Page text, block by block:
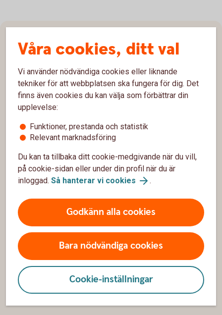
Våra cookies, ditt val
Vi använder nödvändiga cookies eller liknande
tekniker för att webbplatsen ska fungera för dig. Det
finns även cookies du kan välja som förbättrar din
upplevelse:
Funktioner, prestanda och statistik
Relevant marknadsföring
Du kan ta tillbaka ditt cookie-medgivande när du vill,
på cookie-sidan eller under din profil när du är
inloggad. Så hanterar vi cookies .
Godkänn alla cookies
Bara nödvändiga cookies
Cookie-inställningar
Sidfot
Hitta snabbt
Kundservice
Spärrhjälp
Hitta bankkontor
Bli kund
Om oss
Om Sörmlands Sparbank
Hållbarhet
Samhällsengagemang
Press
Jobba hos oss